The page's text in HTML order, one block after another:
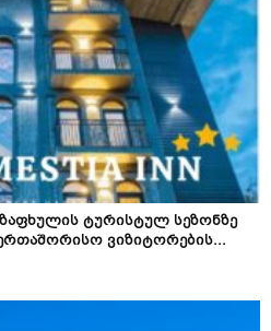
ტურისტულ სეზონზე
ვიზიტორების...